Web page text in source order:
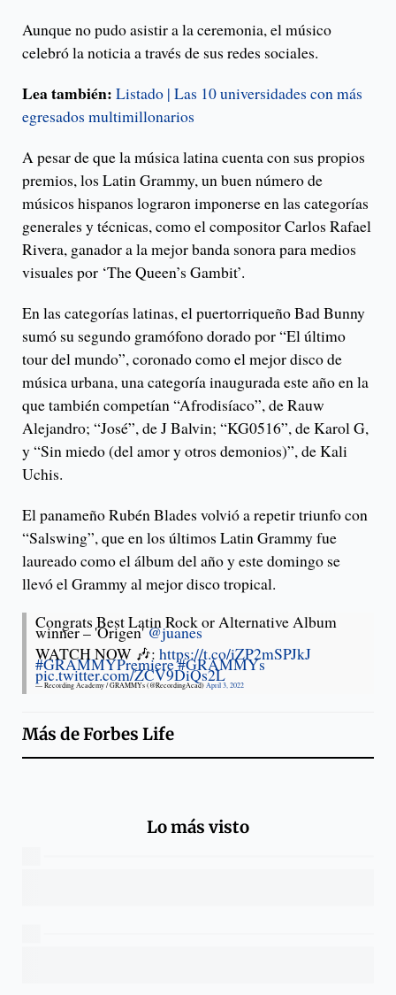
Aunque no pudo asistir a la ceremonia, el músico
celebró la noticia a través de sus redes sociales.
Lea también: Listado | Las 10 universidades con más
egresados multimillonarios
A pesar de que la música latina cuenta con sus propios
premios, los Latin Grammy, un buen número de
músicos hispanos lograron imponerse en las categorías
generales y técnicas, como el compositor Carlos Rafael
Rivera, ganador a la mejor banda sonora para medios
visuales por ‘The Queen’s Gambit’.
En las categorías latinas, el puertorriqueño Bad Bunny
sumó su segundo gramófono dorado por “El último
tour del mundo”, coronado como el mejor disco de
música urbana, una categoría inaugurada este año en la
que también competían “Afrodisíaco”, de Rauw
Alejandro; “José”, de J Balvin; “KG0516”, de Karol G,
y “Sin miedo (del amor y otros demonios)”, de Kali
Uchis.
El panameño Rubén Blades volvió a repetir triunfo con
“Salswing”, que en los últimos Latin Grammy fue
laureado como el álbum del año y este domingo se
llevó el Grammy al mejor disco tropical.
Congrats Best Latin Rock or Alternative Album
winner – 'Origen'@juanes
WATCH NOW 🎶: https://t.co/iZP2mSPJkJ
#GRAMMYPremiere#GRAMMYs
pic.twitter.com/ZCV9DiQs2L
— Recording Academy / GRAMMYs (@RecordingAcad) April 3, 2022
Más deForbes Life
Lo más visto